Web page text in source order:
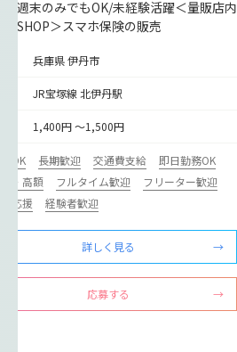
] 週末のみでもOK/未経験活躍＜量販店内
ホSHOP＞スマホ保険の販売
兵庫県 伊丹市
JR宝塚線 北伊丹駅
1,400円 ～1,500円
OK 長期歓迎 交通費支給
即日勤務OK
・高額
フルタイム歓迎
フリーター歓迎
応援
経験者歓迎
詳しく見る
応募する